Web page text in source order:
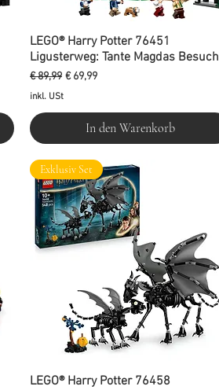
LEGO® Harry Potter 76451
Ligusterweg: Tante Magdas Besuch
Standardpreis
€ 89,99 Sale-Preis
€ 69,99
inkl. USt
In den Warenkorb
Exklusiv Set
LEGO® Harry Potter 76458